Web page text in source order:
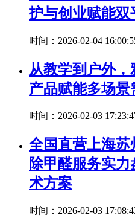
护与创业赋能双
时间：2026-02-04
从教学到户外
产品赋能多场景
时间：2026-02-03
全国直营上海苏
除甲醛服务实
术方案
时间：2026-02-03